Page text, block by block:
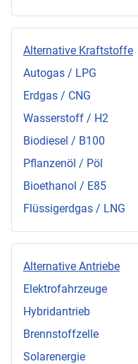
Alternative Kraftstoffe
Autogas / LPG
Erdgas / CNG
Wasserstoff / H2
Biodiesel / B100
Pflanzenöl / Pöl
Bioethanol / E85
Flüssigerdgas / LNG
Alternative Antriebe
Elektrofahrzeuge
Hybridantrieb
Brennstoffzelle
Solarenergie